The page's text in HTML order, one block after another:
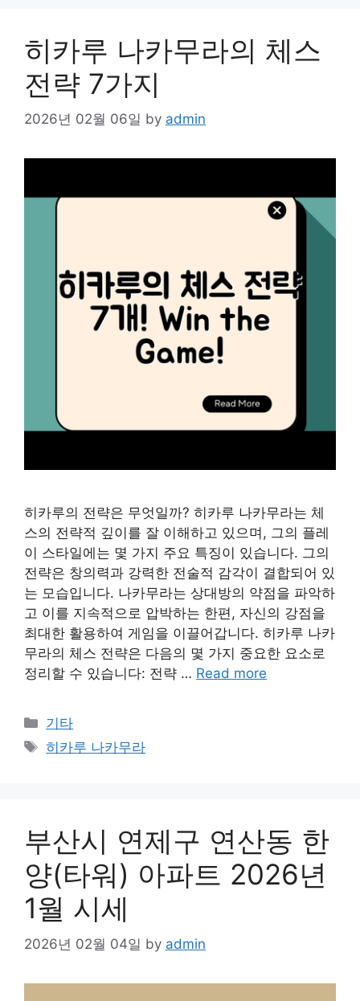
히카루 나카무라의 체스
전략 7가지
2026년 02월 06일 by admin
히카루의 전략은 무엇일까? 히카루 나카무라는 체
스의 전략적 깊이를 잘 이해하고 있으며, 그의 플레
이 스타일에는 몇 가지 주요 특징이 있습니다. 그의
전략은 창의력과 강력한 전술적 감각이 결합되어 있
는 모습입니다. 나카무라는 상대방의 약점을 파악하
고 이를 지속적으로 압박하는 한편, 자신의 강점을
최대한 활용하여 게임을 이끌어갑니다. 히카루 나카
무라의 체스 전략은 다음의 몇 가지 중요한 요소로
정리할 수 있습니다: 전략 … Read more
Categories
기타
Tags
히카루 나카무라
부산시 연제구 연산동 한
양(타워) 아파트 2026년
1월 시세
2026년 02월 04일 by admin